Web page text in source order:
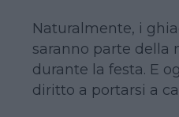
Naturalmente, i
saranno parte della
durante la festa. E
diritto a portarsi a